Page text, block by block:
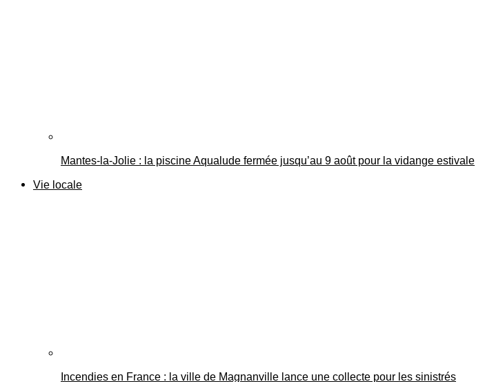
Mantes-la-Jolie : la piscine Aqualude fermée jusqu’au 9 août pour la vidange estivale
Vie locale
Incendies en France : la ville de Magnanville lance une collecte pour les sinistrés